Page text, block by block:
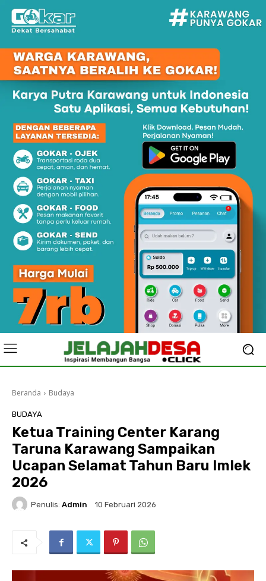
Beranda Budaya
BUDAYA
Ketua Training Center Karang
Taruna Karawang Sampaikan
Ucapan Selamat Tahun Baru Imlek
2026
Penulis: Admin 10 Februari 2026